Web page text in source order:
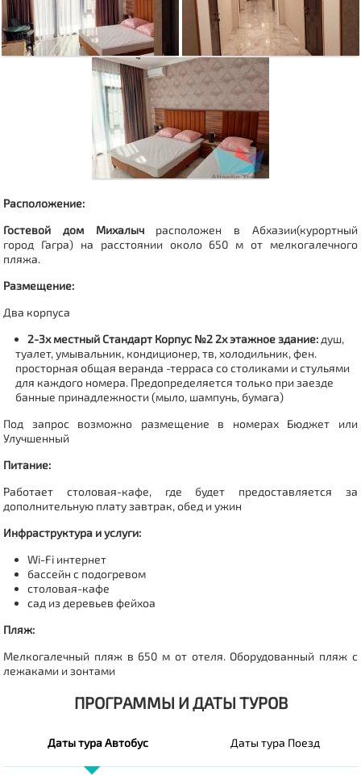
Расположение:
Гостевой дом Михалычрасположен в Абхазии(курортный
город Гагра) на расстоянии около 650 м от мелкогалечного
пляжа.
Размещение:
Два корпуса
2-3х местный Стандарт Корпус №2 2х этажное здание: душ,
туалет, умывальник, кондиционер, тв, холодильник, фен.
просторная общая веранда -терраса со столиками и стульями
для каждого номера. Предопределяется только при заезде
банные принадлежности (мыло, шампунь, бумага)
Под запрос возможно размещение в номерах Бюджет или
Улучшенный
Питание:
Работает столовая-кафе, где будет предоставляется за
дополнительную плату завтрак, обед и ужин
Инфраструктура и услуги:
Wi-Fi интернет
бассейн с подогревом
столовая-кафе
сад из деревьев фейхоа
Пляж:
Мелкогалечный пляж в 650 м от отеля.Оборудованный пляж с
лежаками и зонтами
ПРОГРАММЫ И ДАТЫ ТУРОВ
Даты тура Автобус Даты тура Поезд